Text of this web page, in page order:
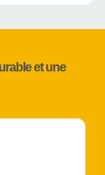
et une